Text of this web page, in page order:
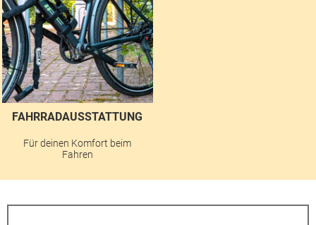
FAHRRADAUSSTATTUNG
Für deinen Komfort beim
Fahren